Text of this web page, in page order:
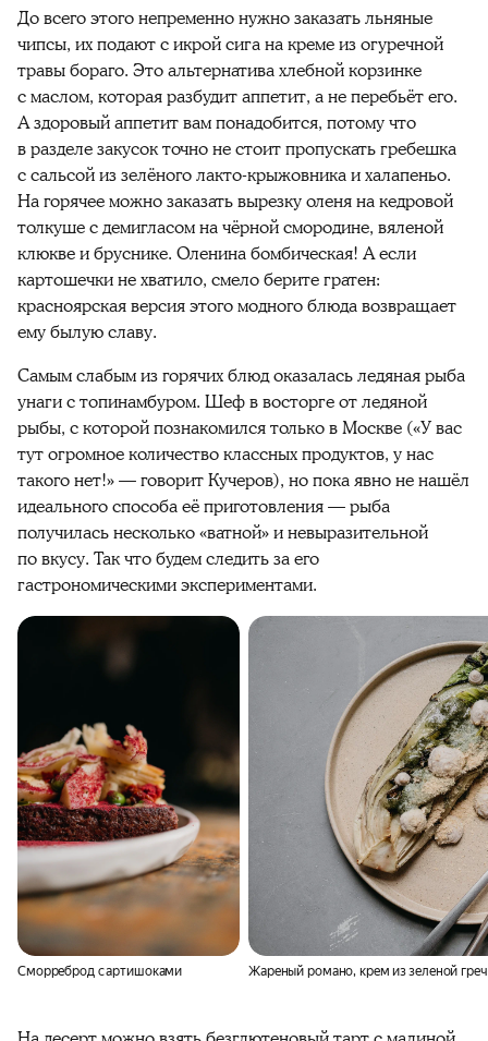
До всего этого непременно нужно заказать льняные
чипсы, их подают с икрой сига на креме из огуречной
травы бораго. Это альтернатива хлебной корзинке
с маслом, которая разбудит аппетит, а не перебьёт его.
А здоровый аппетит вам понадобится, потому что
в разделе закусок точно не стоит пропускать гребешка
с сальсой из зелёного лакто-крыжовника и халапеньо.
На горячее можно заказать вырезку оленя на кедровой
толкуше с демигласом на чёрной смородине, вяленой
клюкве и бруснике. Оленина бомбическая! А если
картошечки не хватило, смело берите гратен:
красноярская версия этого модного блюда возвращает
ему былую славу.
Самым слабым из горячих блюд оказалась ледяная рыба
унаги с топинамбуром. Шеф в восторге от ледяной
рыбы, с которой познакомился только в Москве («У вас
тут огромное количество классных продуктов, у нас
такого нет!» — говорит Кучеров), но пока явно не нашёл
идеального способа её приготовления — рыба
получилась несколько «ватной» и невыразительной
по вкусу. Так что будем следить за его
гастрономическими экспериментами.
Сморреброд с артишоками Жареный романо, крем из зеленой